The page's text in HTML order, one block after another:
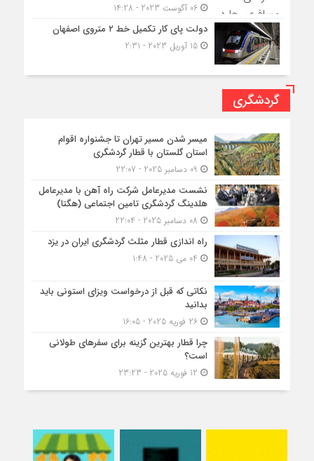
06 آگوست 2023 - 14:28
دولت پای کار تکمیل خط ۲ متروی اصفهان
15 آوریل 2023 - 2:31
گردشگری
میسر شدن مسیر تهران تا جشنواره اقوام
استان گلستان با قطار گردشگری
نشست مدیرعامل شرکت راه آهن با مدیرعامل
هلدینگ گردشگری تامین اجتماعی (هگتا)
راه اندازی قطار مثلث گردشگری ایران در یزد
نکاتی که قبل از درخواست ویزای استونی باید
بدانید
26 فوریه 2025 - 16:05
چرا قطار بهترین گزینه برای سفرهای طولانی
است؟